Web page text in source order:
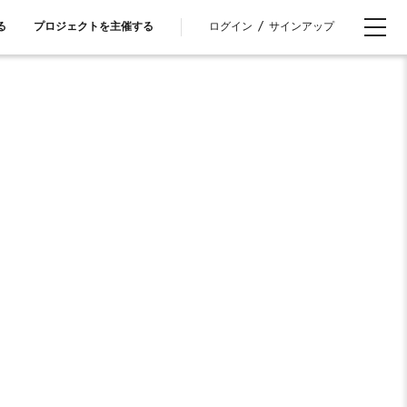
プロジェクトを主催する ログイン / サインアップ